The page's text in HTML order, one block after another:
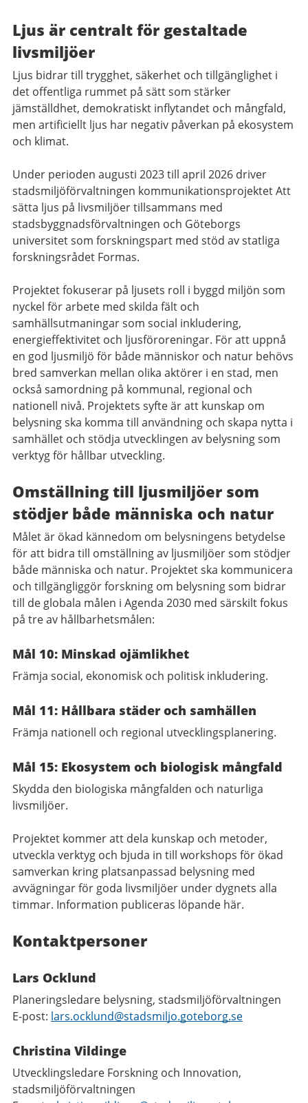
Ljus är centralt för gestaltade
livsmiljöer
Ljus bidrar till trygghet, säkerhet och tillgänglighet i
det offentliga rummet på sätt som stärker
jämställdhet, demokratiskt inflytandet och mångfald,
men artificiellt ljus har negativ påverkan på ekosystem
och klimat.
Under perioden augusti 2023 till april 2026 driver
stadsmiljöförvaltningen kommunikationsprojektet Att
sätta ljus på livsmiljöer tillsammans med
stadsbyggnadsförvaltningen och Göteborgs
universitet som forskningspart med stöd av statliga
forskningsrådet Formas.
Projektet fokuserar på ljusets roll i byggd miljön som
nyckel för arbete med skilda fält och
samhällsutmaningar som social inkludering,
energieffektivitet och ljusföroreningar. För att uppnå
en god ljusmiljö för både människor och natur behövs
bred samverkan mellan olika aktörer i en stad, men
också samordning på kommunal, regional och
nationell nivå. Projektets syfte är att kunskap om
belysning ska komma till användning och skapa nytta i
samhället och stödja utvecklingen av belysning som
verktyg för hållbar utveckling.
Omställning till ljusmiljöer som
stödjer både människa och natur
Målet är ökad kännedom om belysningens betydelse
för att bidra till omställning av ljusmiljöer som stödjer
både människa och natur. Projektet ska kommunicera
och tillgängliggör forskning om belysning som bidrar
till de globala målen i Agenda 2030 med särskilt fokus
på tre av hållbarhetsmålen:
Mål 10: Minskad ojämlikhet
Främja social, ekonomisk och politisk inkludering.
Mål 11: Hållbara städer och samhällen
Främja nationell och regional utvecklingsplanering.
Mål 15: Ekosystem och biologisk mångfald
Skydda den biologiska mångfalden och naturliga
livsmiljöer.
Projektet kommer att dela kunskap och metoder,
utveckla verktyg och bjuda in till workshops för ökad
samverkan kring platsanpassad belysning med
avvägningar för goda livsmiljöer under dygnets alla
timmar. Information publiceras löpande här.
Kontaktpersoner
Lars Ocklund
Planeringsledare belysning, stadsmiljöförvaltningen
E-post: lars.ocklund@stadsmiljo.goteborg.se
Christina Vildinge
Utvecklingsledare Forskning och Innovation,
stadsmiljöförvaltningen